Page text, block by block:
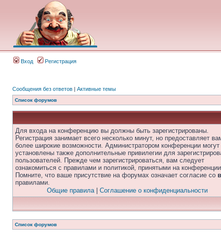
Вход Регистрация
Сообщения без ответов | Активные темы
Список форумов
Для входа на конференцию вы должны быть зарегистрированы.
Регистрация занимает всего несколько минут, но предоставляет
более широкие возможности. Администратором конференции
установлены также дополнительные привилегии для
пользователей. Прежде чем зарегистрироваться, вам следует
ознакомиться с правилами и политикой, принятыми на
Помните, что ваше присутствие на форумах означает согласие со
правилами.
Общие правила| Соглашение о конфиденциальности
Список форумов